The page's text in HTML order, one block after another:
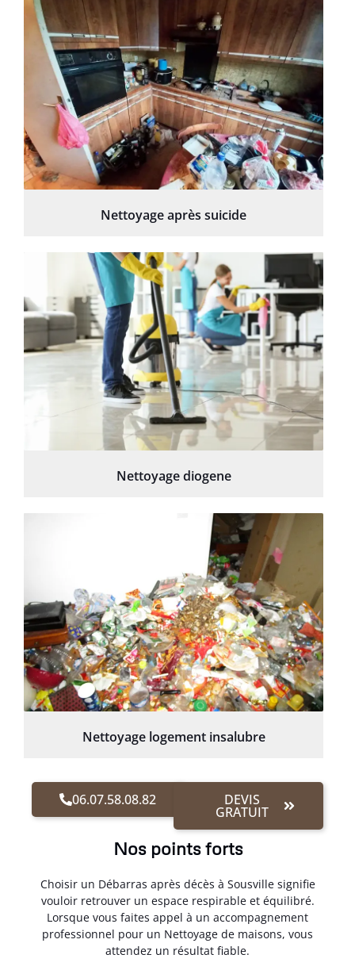
Nettoyage après suicide
Nettoyage diogene
Nettoyage logement insalubre
06.07.58.08.82 DEVIS
GRATUIT
Nos points forts
Choisir un Débarras après décès à Sousville signifie
vouloir retrouver un espace respirable et équilibré.
Lorsque vous faites appel à un accompagnement
professionnel pour un Nettoyage de maisons, vous
attendez un résultat fiable.